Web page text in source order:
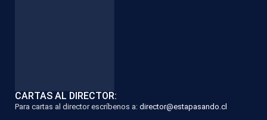
CARTAS AL DIRECTOR:
Para cartas al director escríbenos a: director@estapasando.cl